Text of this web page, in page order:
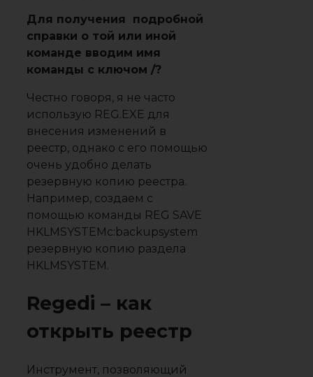
Для получения подробной
справки о той или иной
команде вводим имя
команды с ключом /?
Честно говоря, я не часто
использую REG.EXE для
внесения изменений в
реестр, однако с его помощью
очень удобно делать
резервную копию реестра.
Например, создаем с
помощью команды REG SAVE
HKLMSYSTEMc:backupsystem
резервную копию раздела
HKLMSYSTEM.
Regedi – как
открыть реестр
Инструмент, позволяющий